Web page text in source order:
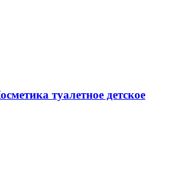
туалетное детское